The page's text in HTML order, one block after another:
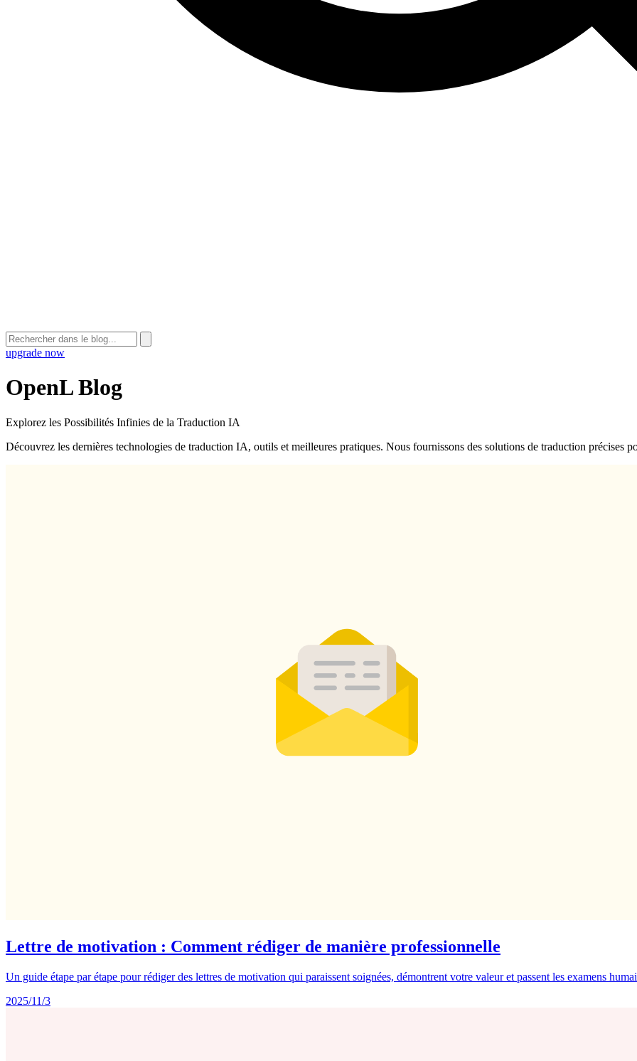
upgrade now
OpenL Blog
Explorez les Possibilités Infinies de la Traduction IA
Découvrez les dernières technologies de traduction IA, outils et meilleures pratiques. Nous fournissons des solutions de traduction précises
Lettre de motivation : Comment rédiger de manière professionnelle
Un guide étape par étape pour rédiger des lettres de motivation qui paraissent soignées, démontrent votre valeur et passent les examens
2025/11/3